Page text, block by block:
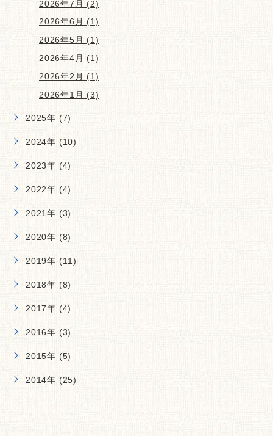
2026年7月 (2)
2026年6月 (1)
2026年5月 (1)
2026年4月 (1)
2026年2月 (1)
2026年1月 (3)
2025年 (7)
2024年 (10)
2023年 (4)
2022年 (4)
2021年 (3)
2020年 (8)
2019年 (11)
2018年 (8)
2017年 (4)
2016年 (3)
2015年 (5)
2014年 (25)